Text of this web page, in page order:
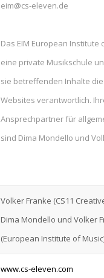
eim@cs-eleven.de
Das EIM European Institute
eine private Musikschule
sie betreffenden Inhalte
Websites verantwortlich.
Ansprechpartner für
sind Dima Mondello und
Volker Franke (CS11
Dima Mondello und Volker
(European Institute of
www.cs-eleven.com